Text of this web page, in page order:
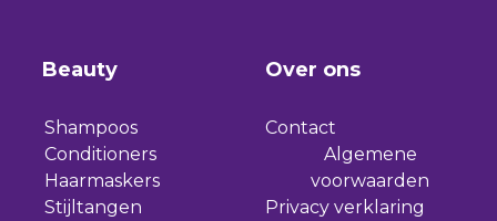
Beauty
Shampoos
Conditioners
Haarmaskers
Stijltangen
Over ons
Contact
Algemene
voorwaarden
Privacy verklaring